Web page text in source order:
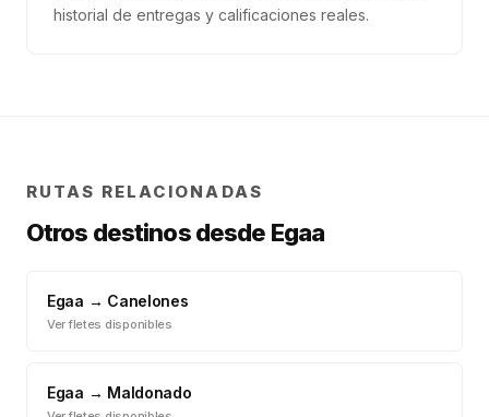
historial de entregas y calificaciones reales.
RUTAS RELACIONADAS
Otros destinos desde Egaa
Egaa → Canelones
Ver fletes disponibles
Egaa → Maldonado